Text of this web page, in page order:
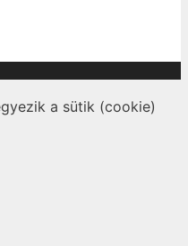
a sütik (cookie)